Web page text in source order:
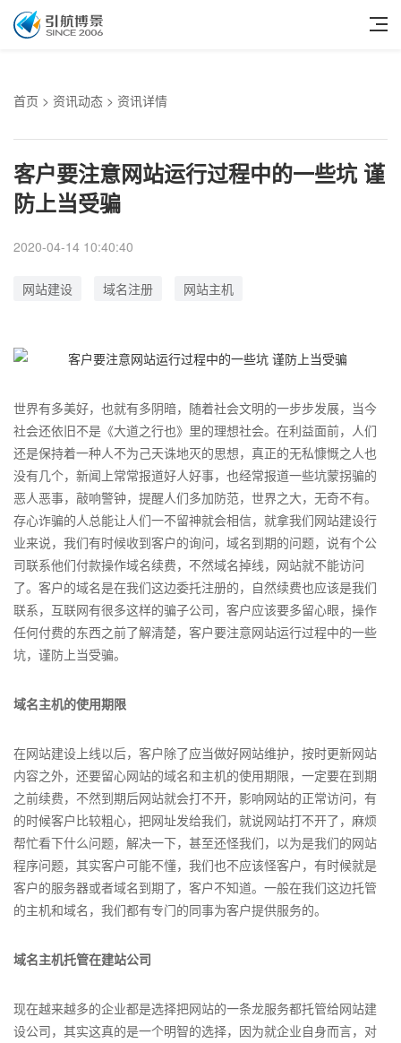
首页 > 资讯动态 > 资讯详情
客户要注意网站运行过程中的一些坑 谨
防上当受骗
2020-04-14 10:40:40
网站建设 域名注册 网站主机
世界有多美好，也就有多阴暗，随着社会文明的一步步发展，当今
社会还依旧不是《大道之行也》里的理想社会。在利益面前，人们
还是保持着一种人不为己天诛地灭的思想，真正的无私慷慨之人也
没有几个，新闻上常常报道好人好事，也经常报道一些坑蒙拐骗的
恶人恶事，敲响警钟，提醒人们多加防范，世界之大，无奇不有。
存心诈骗的人总能让人们一不留神就会相信，就拿我们网站建设行
业来说，我们有时候收到客户的询问，域名到期的问题，说有个公
司联系他们付款操作域名续费，不然域名掉线，网站就不能访问
了。客户的域名是在我们这边委托注册的，自然续费也应该是我们
联系，互联网有很多这样的骗子公司，客户应该要多留心眼，操作
任何付费的东西之前了解清楚，客户要注意网站运行过程中的一些
坑，谨防上当受骗。
域名主机的使用期限
在网站建设上线以后，客户除了应当做好网站维护，按时更新网站
内容之外，还要留心网站的域名和主机的使用期限，一定要在到期
之前续费，不然到期后网站就会打不开，影响网站的正常访问，有
的时候客户比较粗心，把网址发给我们，就说网站打不开了，麻烦
帮忙看下什么问题，解决一下，甚至还怪我们，以为是我们的网站
程序问题，其实客户可能不懂，我们也不应该怪客户，有时候就是
客户的服务器或者域名到期了，客户不知道。一般在我们这边托管
的主机和域名，我们都有专门的同事为客户提供服务的。
域名主机托管在建站公司
现在越来越多的企业都是选择把网站的一条龙服务都托管给网站建
设公司，其实这真的是一个明智的选择，因为就企业自身而言，对